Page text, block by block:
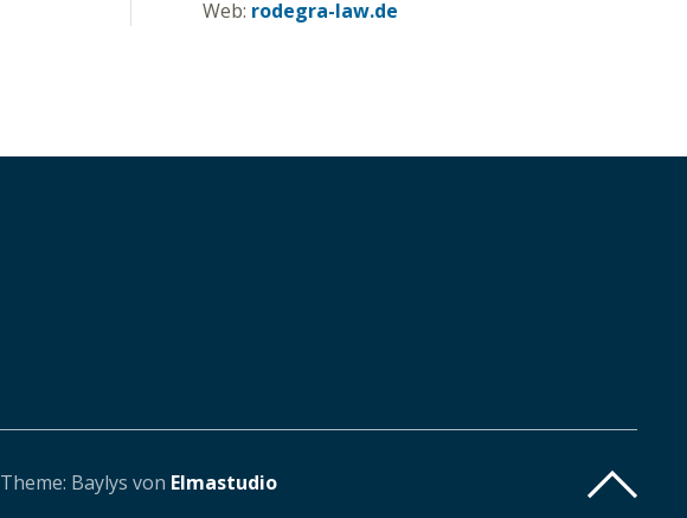
Web: rodegra-law.de
Theme: Baylys von Elmastudio